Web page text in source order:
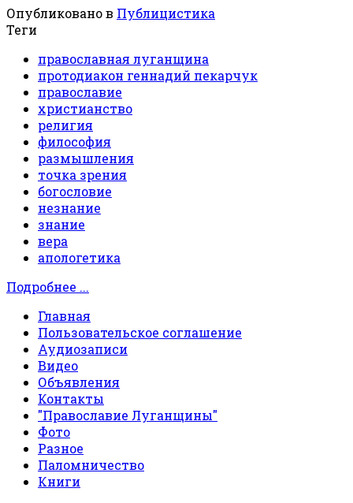
Опубликовано в Публицистика
Теги
православная луганщина
протодиакон геннадий пекарчук
православие
христианство
религия
философия
размышления
точка зрения
богословие
незнание
знание
вера
апологетика
Подробнее ...
Главная
Пользовательское соглашение
Аудиозаписи
Видео
Объявления
Контакты
"Православие Луганщины"
Фото
Разное
Паломничество
Книги